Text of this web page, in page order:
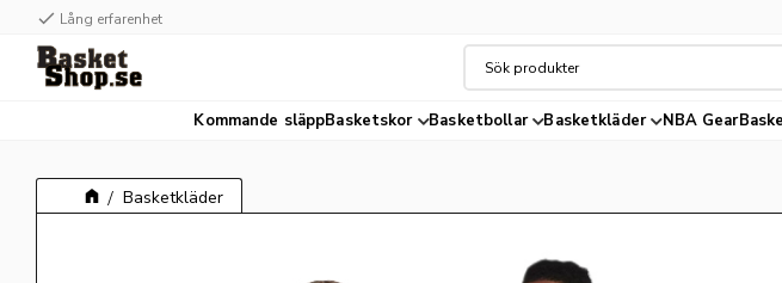
check Lång erfarenhet
Kommande släppBasketskor Basketbollar Basketkläder NBA Gear
Basketkläder